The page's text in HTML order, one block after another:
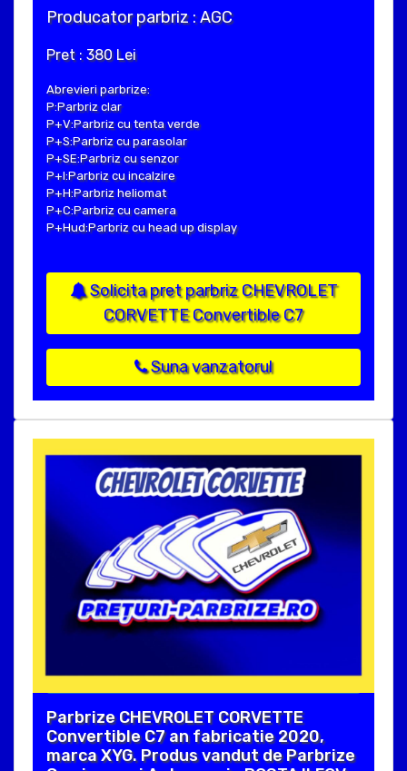
Producator parbriz : AGC
Pret : 380 Lei
Abrevieri parbrize:
P:Parbriz clar
P+V:Parbriz cu tenta verde
P+S:Parbriz cu parasolar
P+SE:Parbriz cu senzor
P+I:Parbriz cu incalzire
P+H:Parbriz heliomat
P+C:Parbriz cu camera
P+Hud:Parbriz cu head up display
Solicita pret parbriz CHEVROLET
CORVETTE Convertible C7
Suna vanzatorul
Parbrize CHEVROLET CORVETTE
Convertible C7 an fabricatie 2020,
marca XYG. Produs vandut de Parbrize